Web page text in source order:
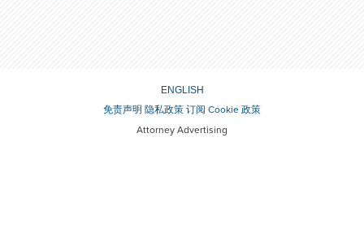
ENGLISH
免责声明 隐私政策 订阅 Cookie 政策
Attorney Advertising